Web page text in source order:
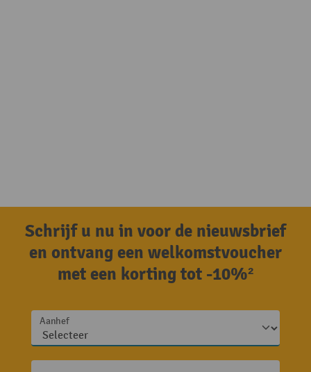
Schrijf u nu in voor de nieuwsbrief
en ontvang een welkomstvoucher
met een korting tot -10%²
Aanhef